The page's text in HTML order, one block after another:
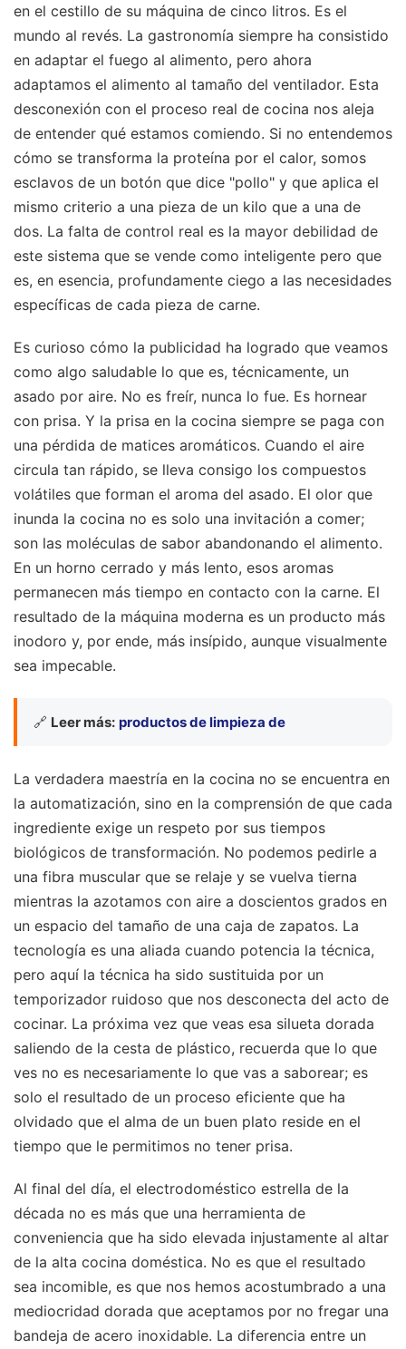
en el cestillo de su máquina de cinco litros. Es el
mundo al revés. La gastronomía siempre ha consistido
en adaptar el fuego al alimento, pero ahora
adaptamos el alimento al tamaño del ventilador. Esta
desconexión con el proceso real de cocina nos aleja
de entender qué estamos comiendo. Si no entendemos
cómo se transforma la proteína por el calor, somos
esclavos de un botón que dice "pollo" y que aplica el
mismo criterio a una pieza de un kilo que a una de
dos. La falta de control real es la mayor debilidad de
este sistema que se vende como inteligente pero que
es, en esencia, profundamente ciego a las necesidades
específicas de cada pieza de carne.
Es curioso cómo la publicidad ha logrado que veamos
como algo saludable lo que es, técnicamente, un
asado por aire. No es freír, nunca lo fue. Es hornear
con prisa. Y la prisa en la cocina siempre se paga con
una pérdida de matices aromáticos. Cuando el aire
circula tan rápido, se lleva consigo los compuestos
volátiles que forman el aroma del asado. El olor que
inunda la cocina no es solo una invitación a comer;
son las moléculas de sabor abandonando el alimento.
En un horno cerrado y más lento, esos aromas
permanecen más tiempo en contacto con la carne. El
resultado de la máquina moderna es un producto más
inodoro y, por ende, más insípido, aunque visualmente
sea impecable.
🔗 Leer más: productos de limpieza de
La verdadera maestría en la cocina no se encuentra en
la automatización, sino en la comprensión de que cada
ingrediente exige un respeto por sus tiempos
biológicos de transformación. No podemos pedirle a
una fibra muscular que se relaje y se vuelva tierna
mientras la azotamos con aire a doscientos grados en
un espacio del tamaño de una caja de zapatos. La
tecnología es una aliada cuando potencia la técnica,
pero aquí la técnica ha sido sustituida por un
temporizador ruidoso que nos desconecta del acto de
cocinar. La próxima vez que veas esa silueta dorada
saliendo de la cesta de plástico, recuerda que lo que
ves no es necesariamente lo que vas a saborear; es
solo el resultado de un proceso eficiente que ha
olvidado que el alma de un buen plato reside en el
tiempo que le permitimos no tener prisa.
Al final del día, el electrodoméstico estrella de la
década no es más que una herramienta de
conveniencia que ha sido elevada injustamente al altar
de la alta cocina doméstica. No es que el resultado
sea incomible, es que nos hemos acostumbrado a una
mediocridad dorada que aceptamos por no fregar una
bandeja de acero inoxidable. La diferencia entre un